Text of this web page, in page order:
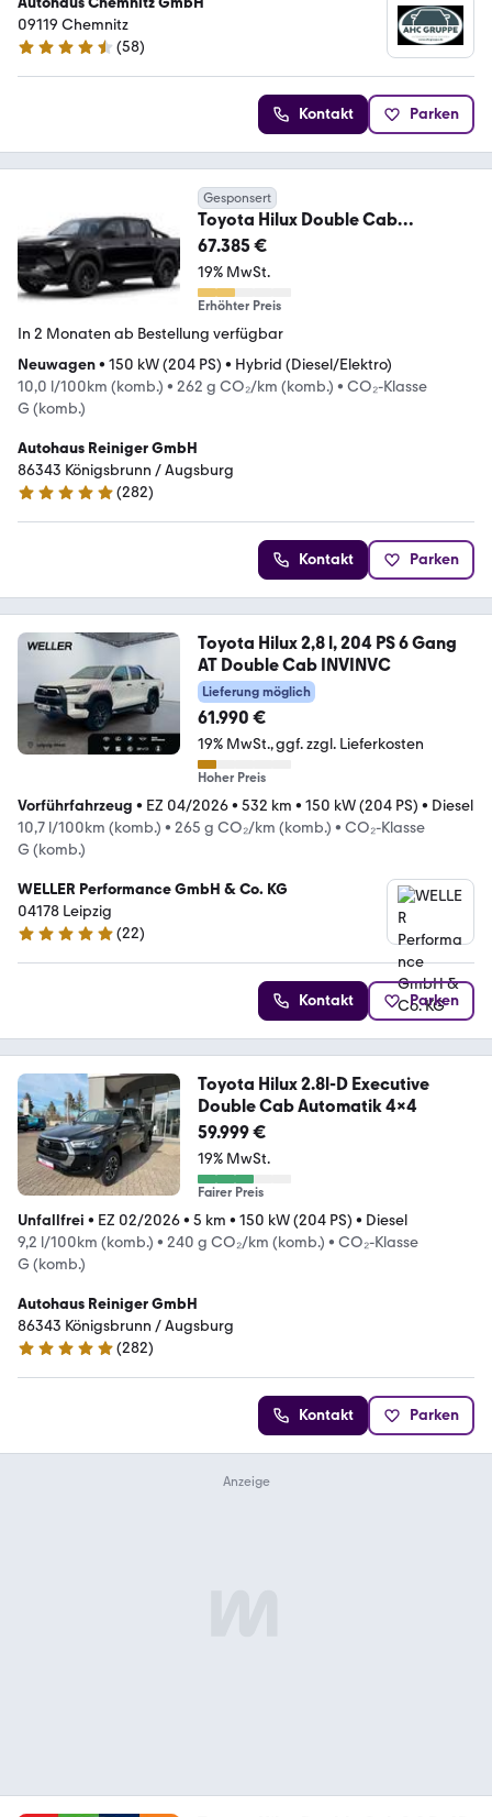
09119 Chemnitz
4.3 Sterne
(58)
Kontakt Parken
Gesponsert
Toyota Hilux Double Cab
Invincible 2.8l-D 4x4 Mild Hyb
67.385 €
19% MwSt.
Erhöhter Preis
In 2 Monaten ab Bestellung verfügbar
Neuwagen• 150 kW (204 PS) • Hybrid (Diesel/Elektro)
10,0 l/100km (komb.) • 262 g CO₂/km (komb.) • CO₂-Klasse
G (komb.)
Autohaus Reiniger GmbH
86343 Königsbrunn / Augsburg
4.9 Sterne
(282)
Kontakt Parken
Toyota Hilux 2,8 l, 204 PS 6 Gang
AT Double Cab INVINVC
Lieferung möglich
61.990 €
19% MwSt. ggf. zzgl. Lieferkosten
Hoher Preis
Vorführfahrzeug • EZ 04/2026• 532 km • 150 kW (204 PS) • Diesel
10,7 l/100km (komb.) • 265 g CO₂/km (komb.) • CO₂-Klasse
G (komb.)
WELLER Performance GmbH & Co. KG
04178 Leipzig
5 Sterne
(22)
Kontakt Parken
Toyota Hilux 2.8l-D Executive
Double Cab Automatik 4x4
59.999 €
19% MwSt.
Fairer Preis
Unfallfrei • EZ 02/2026• 5 km • 150 kW (204 PS) • Diesel
9,2 l/100km (komb.) • 240 g CO₂/km (komb.) • CO₂-Klasse
G (komb.)
Autohaus Reiniger GmbH
86343 Königsbrunn / Augsburg
4.9 Sterne
(282)
Kontakt Parken